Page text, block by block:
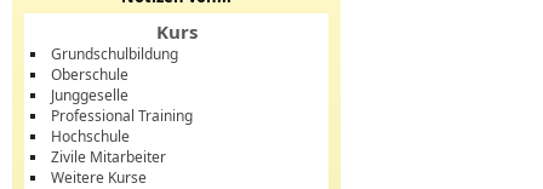
Kurs
Grundschulbildung
Oberschule
Junggeselle
Professional Training
Hochschule
Zivile Mitarbeiter
Weitere Kurse